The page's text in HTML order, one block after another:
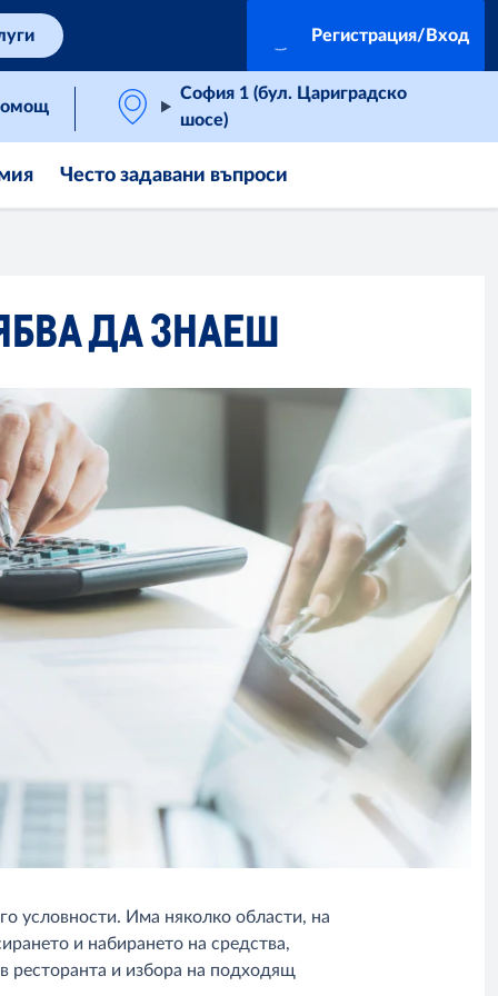
Регистрация/Вход
София 1 (бул. Цариградско
шосе)
Често задавани въпроси
ДА ЗНАЕШ
условности. Има няколко области, на
и набирането на средства,
ресторанта и избора на подходящ